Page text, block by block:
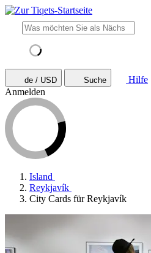
de / USD Suche
Hilfe
Anmelden
Island
Reykjavík
City Cards für Reykjavík